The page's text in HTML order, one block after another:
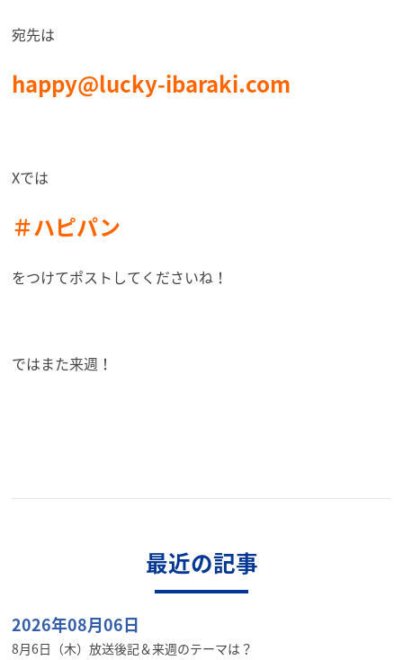
宛先は
happy@lucky-ibaraki.com
Xでは
＃ハピパン
をつけてポストしてくださいね！
ではまた来週！
最近の記事
2026年08月06日
8月6日（木）放送後記＆来週のテーマは？